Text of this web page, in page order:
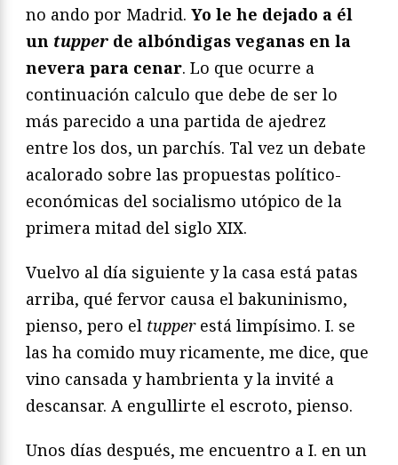
no ando por Madrid. Yo le he dejado a él
un tupper de albóndigas veganas en la
nevera para cenar. Lo que ocurre a
continuación calculo que debe de ser lo
más parecido a una partida de ajedrez
entre los dos, un parchís. Tal vez un debate
acalorado sobre las propuestas político-
económicas del socialismo utópico de la
primera mitad del siglo XIX.
Vuelvo al día siguiente y la casa está patas
arriba, qué fervor causa el bakuninismo,
pienso, pero el tupperestá limpísimo. I. se
las ha comido muy ricamente, me dice, que
vino cansada y hambrienta y la invité a
descansar. A engullirte el escroto, pienso.
Unos días después, me encuentro a I. en un